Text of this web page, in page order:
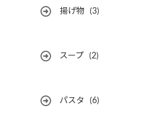
揚げ物 (3)
スープ (2)
パスタ (6)